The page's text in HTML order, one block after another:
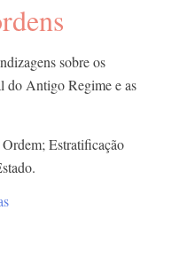
sobre os
do Antigo Regime e as
Estratificação